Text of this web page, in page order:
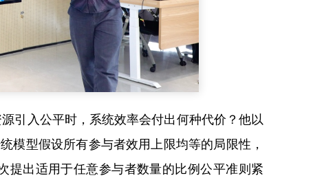
引入公平时，系统效率会付出何种代价？他以
模型假设所有参与者效用上限均等的局限性，
提出适用于任意参与者数量的比例公平准则紧